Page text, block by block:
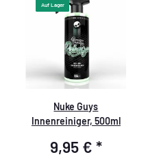
Auf Lager
Nuke Guys
Innenreiniger, 500ml
9,95 € *